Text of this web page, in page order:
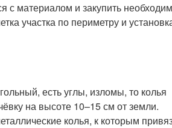
с материалом и закупить
участка по периметру и
есть углы, изломы, то колья
на высоте 10–15 см от земли.
колья, к которым